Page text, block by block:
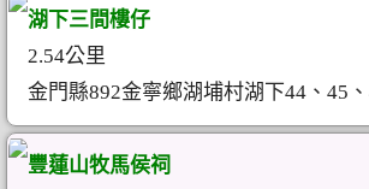
湖下三間樓仔
2.54公里
金門縣892金寧鄉湖埔村湖下44、45
豐蓮山牧馬侯祠